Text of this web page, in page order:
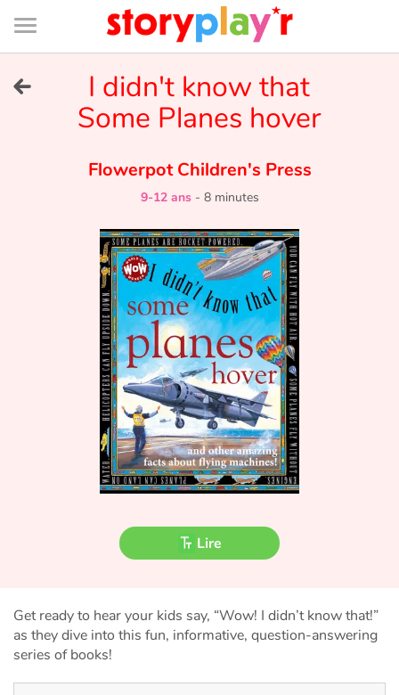
Connexion
Bibliothèque
de
page
Je me connecte
Tester gratuitement
Bibliothèque
Contes d'ici et d'ailleurs
Fable, mythe, littérature et poésie
Princesses et princes, rois, reines et dragons
Ogres, monstres et sorcières
Héroïnes et héros
Les animaux
I didn't know that
Some Planes hover
Flowerpot Children's Press
9-12 ans- 8 minutes
Lire
Get ready to hear your kids say, “Wow! I didn’t know that!”
as they dive into this fun, informative, question-answering
series of books!